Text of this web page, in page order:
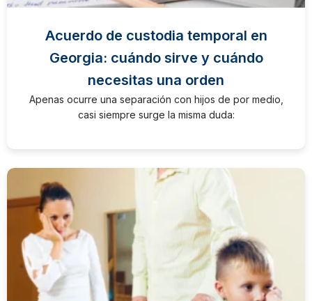
Acuerdo de custodia temporal en
Georgia: cuándo sirve y cuándo
necesitas una orden
Apenas ocurre una separación con hijos de por medio,
casi siempre surge la misma duda: